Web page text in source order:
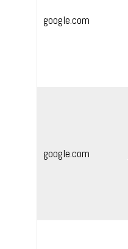
google.com
google.com